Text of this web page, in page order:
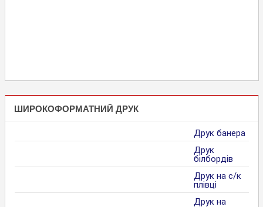
ШИРОКОФОРМАТНИЙ ДРУК
Друк банера
Друк
білбордів
Друк на с/к
плівці
Друк на